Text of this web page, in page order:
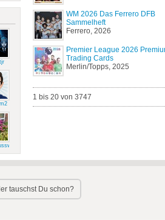
WM 2026 Das Ferrero DFB
Sammelheft
Ferrero, 2026
Premier League 2026
Trading Cards
Merlin/Topps, 2025
1 bis 20 von 3747
tauschst Du schon?